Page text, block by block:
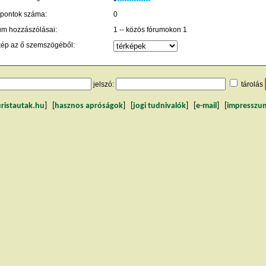
pontok száma:
0
hozzászólásai:
1 -- közös fórumokon 1
az ő szemszögéből:
jelszó: tárolás
hasznos apróságok jogi tudnivalók e-mail